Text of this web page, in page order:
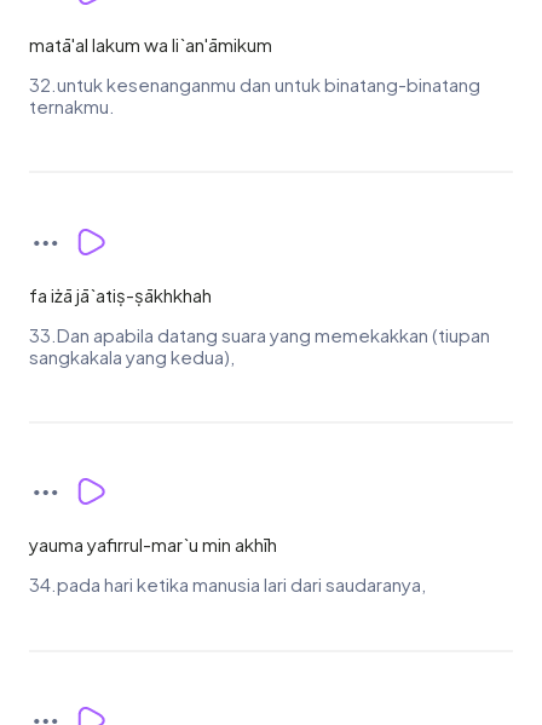
matā'al lakum wa li`an'āmikum
32.untuk kesenanganmu dan untuk binatang-binatang
ternakmu.
fa iżā jā`atiṣ-ṣākhkhah
33.Dan apabila datang suara yang memekakkan (tiupan
sangkakala yang kedua),
yauma yafirrul-mar`u min akhīh
34.pada hari ketika manusia lari dari saudaranya,